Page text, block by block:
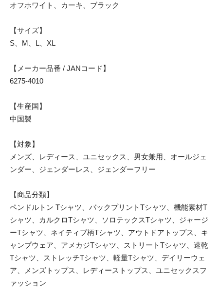
オフホワイト、カーキ、ブラック
【サイズ】
S、M、L、XL
【メーカー品番 / JANコード】
6275-4010
【生産国】
中国製
【対象】
メンズ、レディース、ユニセックス、男女兼用、オールジェ
ンダー、ジェンダーレス、ジェンダーフリー
【商品分類】
ペンドルトン Tシャツ、バックプリントTシャツ、機能素材T
シャツ、カルクロTシャツ、ソロテックスTシャツ、ジャージ
ーTシャツ、ネイティブ柄Tシャツ、アウトドアトップス、キ
ャンプウェア、アメカジTシャツ、ストリートTシャツ、速乾
Tシャツ、ストレッチTシャツ、軽量Tシャツ、デイリーウェ
ア、メンズトップス、レディーストップス、ユニセックスフ
ァッション